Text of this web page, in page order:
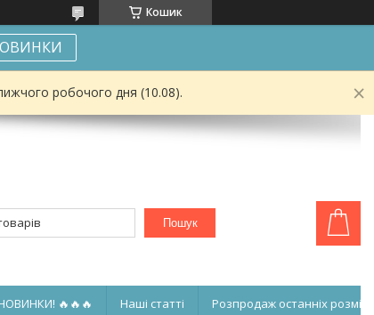
Кошик
робочого дня (10.08).
Пошук
🔥🔥🔥 Наші статті Розпродаж останніх